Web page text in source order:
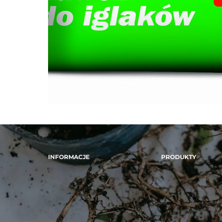
INFORMACJE PRODUKTY